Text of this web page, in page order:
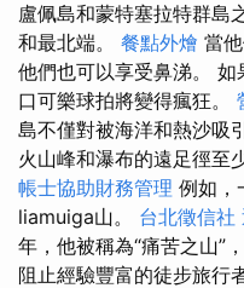
盧佩島和蒙特塞拉特群島
和最北端。 餐點外燴 當
他們也可以享受鼻涕。
口可樂球拍將變得瘋狂。
島不僅對被海洋和熱沙吸
火山峰和瀑布的遠足徑至
帳士協助財務管理 例如，
liamuiga山。 台北徵信社
年，他被稱為“痛苦之山”
阻止經驗豐富的徒步旅行